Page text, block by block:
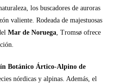
los buscadores de auroras
valiente. Rodeada de majestuosas
Mar de Noruega, Tromsø ofrece
Botánico Ártico-Alpino de
nórdicas y alpinas. Además, el